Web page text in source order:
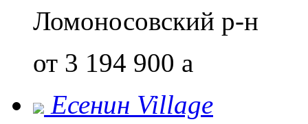
Ломоносовский р-н
от 3 194 900 a
Есенин Village